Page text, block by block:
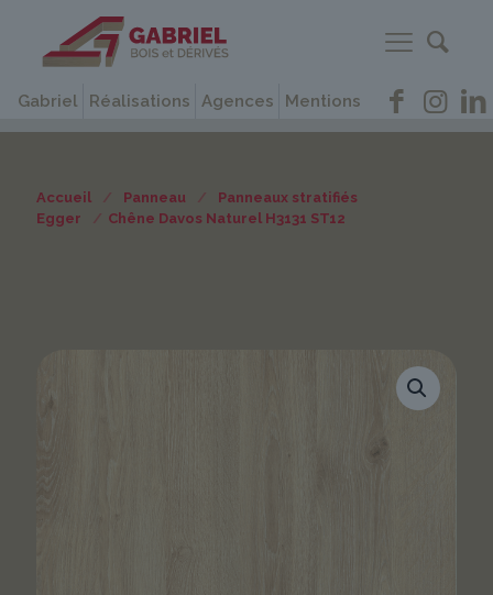
Gabriel Réalisations Agences Mentions
Accueil / Panneau /
Panneaux stratifiés
Egger
/ Chêne Davos Naturel H3131 ST12